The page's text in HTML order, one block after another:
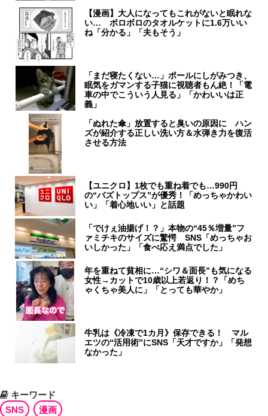
【漫画】大人になってもこれがないと眠れな
い… ボロボロのタオルケットに1.6万いい
ね「分かる」「夫もそう」
「まだ寝たくない…」ポールにしがみつき、
眠気をガマンする子猫に視聴者もん絶！「電
車の中でこういう人見る」「かわいいは正
義」
「ぬれた傘」放置すると臭いの原因に ハン
ズが紹介する正しい洗い方＆水弾き力を復活
させる方法
【ユニクロ】1枚でも重ね着でも…990円
の“バズトップス”が優秀！「めっちゃかわい
い」「着心地いい」と話題
「でけぇ油揚げ！？」本物の“45％増量”フ
ァミチキのサイズに驚愕 SNS「めっちゃお
いしかった」「食べ応え満点でした」
年を重ねて貧相に…“シワ＆面長”も気になる
女性→カットで10歳以上若返り！？「めち
ゃくちゃ美人に」「とっても華やか」
牛乳は《冷凍で1カ月》保存できる！ マル
エツの“活用術”にSNS「天才ですか」「発想
なかった」
キーワード
SNS
漫画